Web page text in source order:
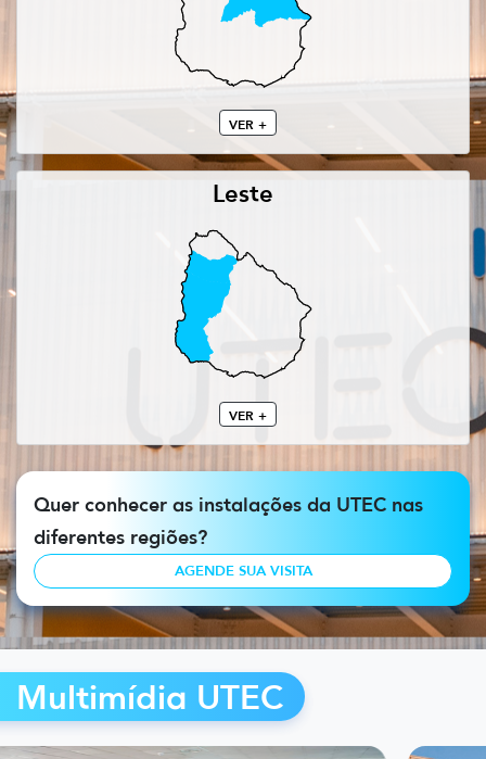
VER +
Leste
VER +
Quer conhecer as instalações da UTEC nas
diferentes regiões?
AGENDE SUA VISITA
Multimídia UTEC